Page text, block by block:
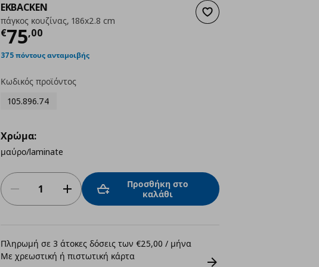
Προσθήκη στα αγαπημένα
EKBACKEN
πάγκος κουζίνας, 186x2.8 cm
€75,00
Τρέχουσα τιμή
375 πόντους ανταμοιβής
Κωδικός προϊόντος
105.896.74
Χρώμα:
μαύρο/laminate
Προσθήκη στο
καλάθι
Πληρωμή σε 3 άτοκες δόσεις των €25,00 / μήνα
Με χρεωστική ή πιστωτική κάρτα